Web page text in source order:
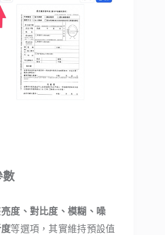
數
亮度、對比度、模糊、噪
等選項，其實維持預設值